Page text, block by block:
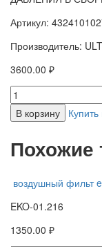
Артикул:
Производитель:
3600.00 ₽
В корзину Купить
Похожие
воздушный фильт
EKO-01.216
1350.00 ₽